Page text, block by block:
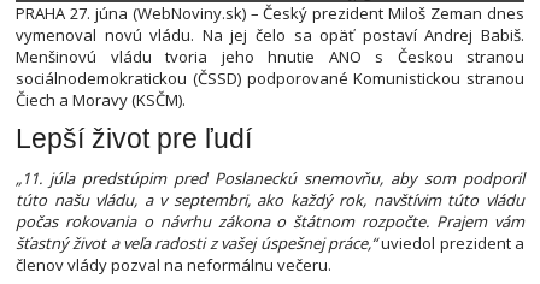
PRAHA 27. júna (WebNoviny.sk) – Český prezident Miloš Zeman dnes
vymenoval novú vládu. Na jej čelo sa opäť postaví Andrej Babiš.
Menšinovú vládu tvoria jeho hnutie ANO s Českou stranou
sociálnodemokratickou (ČSSD) podporované Komunistickou stranou
Čiech a Moravy (KSČM).
Lepší život pre ľudí
„11. júla predstúpim pred Poslaneckú snemovňu, aby som podporil
túto našu vládu, a v septembri, ako každý rok, navštívim túto vládu
počas rokovania o návrhu zákona o štátnom rozpočte. Prajem vám
šťastný život a veľa radosti z vašej úspešnej práce,“uviedol prezident a
členov vlády pozval na neformálnu večeru.